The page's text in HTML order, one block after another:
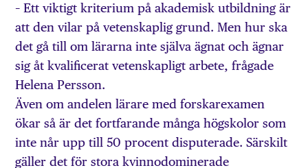
– Ett viktigt kriterium på akademisk utbildning är
att den vilar på vetenskaplig grund. Men hur ska
det gå till om lärarna inte själva ägnat och ägnar
sig åt kvalificerat vetenskapligt arbete, frågade
Helena Persson.
Även om andelen lärare med forskarexamen
ökar så är det fortfarande många högskolor som
inte når upp till 50 procent disputerade. Särskilt
gäller det för stora kvinnodominerade